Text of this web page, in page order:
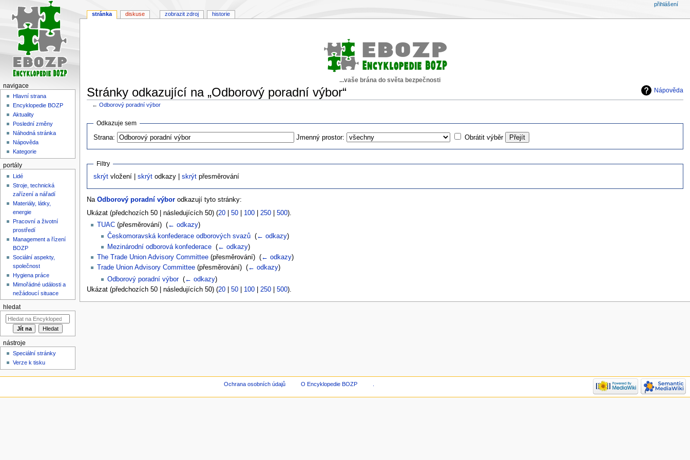
...vaše brána do světa bezpečnosti
Nápověda
Stránky odkazující na „Odborový poradní výbor“
←Odborový poradní výbor
Skočit
navigaci
Skočit
vyhledávání
Odkazuje sem
Strana: Jmenný prostor: Obrátit výběr
Filtry
skrýt vložení |skrýt odkazy |skrýt přesměrování
Na Odborový poradní výborodkazují tyto stránky:
Ukázat (předchozích 50 | následujících 50) (20| 50| 100| 250| 500).
TUAC(přesměrování) ‎ (← odkazy)
Českomoravská konfederace odborových svazů ‎(← odkazy)
Mezinárodní odborová konfederace ‎(← odkazy)
The Trade Union Advisory Committee(přesměrování) ‎ (← odkazy)
Trade Union Advisory Committee(přesměrování) ‎ (← odkazy)
Odborový poradní výbor‎(← odkazy)
Ukázat (předchozích 50 | následujících 50) (20| 50| 100| 250| 500).
stránka diskuse zobrazit zdroj historie
přihlášení
navigace
Hlavní strana
Encyklopedie BOZP
Aktuality
Poslední změny
Náhodná stránka
Nápověda
Kategorie
portály
Lidé
Stroje, technická
zařízení a nářadí
Materiály, látky,
energie
Pracovní a životní
prostředí
Management a řízení
BOZP
Sociální aspekty,
společnost
Hygiena práce
Mimořádné události a
nežádoucí situace
hledat
nástroje
Speciální stránky
Verze k tisku
Ochrana osobních údajů O Encyklopedie BOZP